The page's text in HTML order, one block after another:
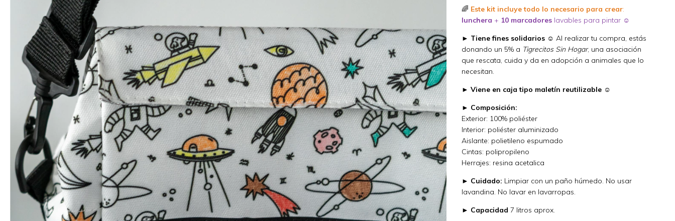
🌈 Este kit incluye todo lo necesario para crear:
lunchera + 10 marcadores lavables para pintar ☺
► Tiene fines solidarios ☺ Al realizar tu compra, estás
donando un 5% a Tigrecitos Sin Hogar, una asociación
que rescata, cuida y da en adopción a animales que lo
necesitan.
►Viene en caja tipo maletín reutilizable ☺
► Composición:
Exterior: 100% poliéster
Interior: poliéster aluminizado
Aislante: polietileno espumado
Cintas: polipropileno
Herrajes: resina acetalica
► Cuidado: Limpiar con un paño húmedo. No usar
lavandina. No lavar en lavarropas.
► Capacidad7 litros aprox.